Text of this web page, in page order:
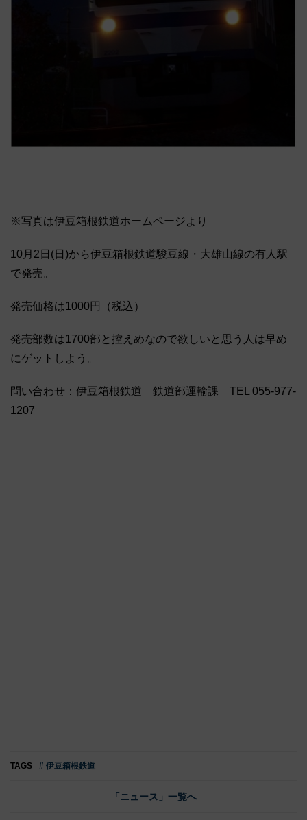
※写真は伊豆箱根鉄道ホームページより
10月2日(日)から伊豆箱根鉄道駿豆線・大雄山線の有人駅
で発売。
発売価格は1000円（税込）
発売部数は1700部と控えめなので欲しいと思う人は早め
にゲットしよう。
問い合わせ：伊豆箱根鉄道 鉄道部運輸課 TEL 055-977-
1207
TAGS # 伊豆箱根鉄道
「ニュース」一覧へ